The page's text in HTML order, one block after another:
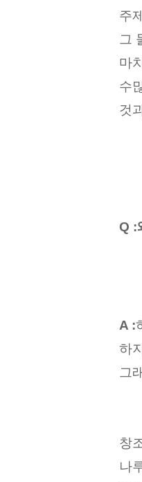
주
그
마
수
것
Q :
A :
하
그
창
나